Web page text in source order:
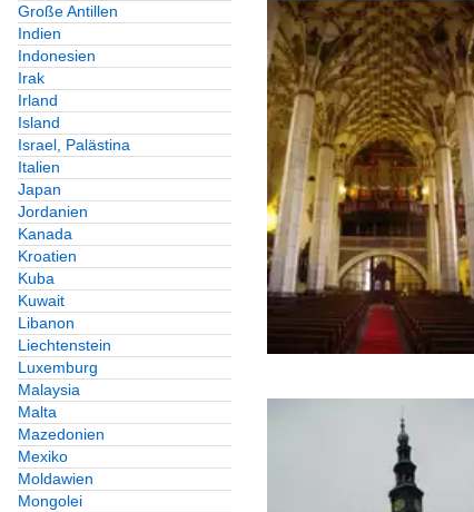
Große Antillen
Indien
Indonesien
Irak
Irland
Island
Israel, Palästina
Italien
Japan
Jordanien
Kanada
Kroatien
Kuba
Kuwait
Libanon
Liechtenstein
Luxemburg
Malaysia
Malta
Mazedonien
Mexiko
Moldawien
Mongolei
Deutschland
Kunstwerke
Deutschland
Plätze
Deutschland
Deutschland
Galerien
Kanaldeckel-